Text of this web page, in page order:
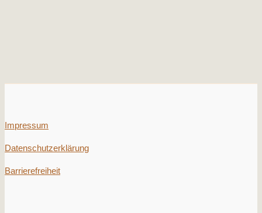
Impressum
Datenschutzerklärung
Barrierefreiheit